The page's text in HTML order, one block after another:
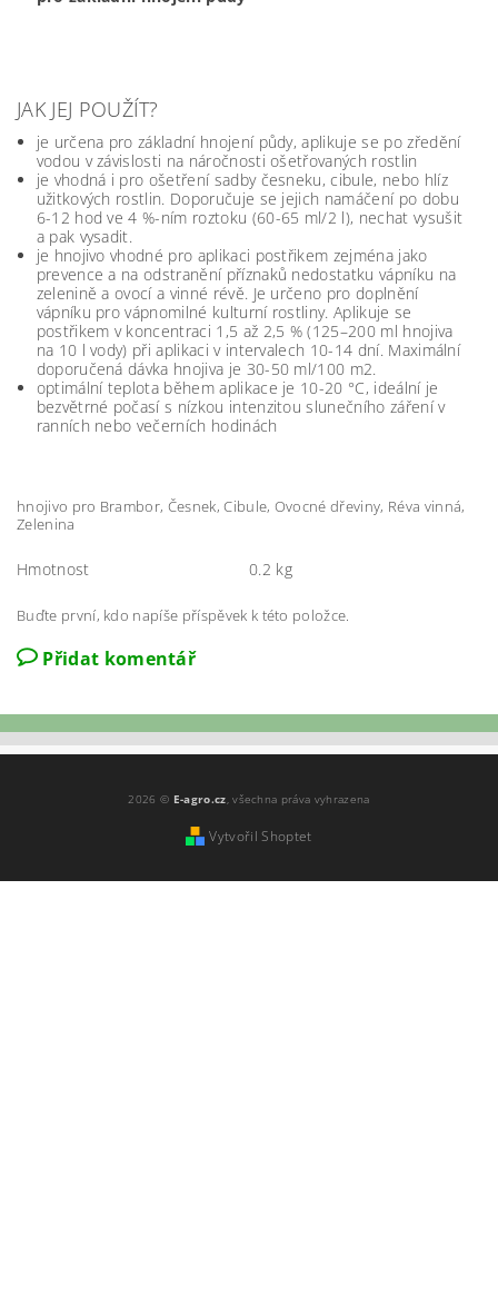
JAK JEJ POUŽÍT?
je určena pro základní hnojení půdy, aplikuje se po zředění
vodou v závislosti na náročnosti ošetřovaných rostlin
je vhodná i pro ošetření sadby česneku, cibule, nebo hlíz
užitkových rostlin. Doporučuje se jejich namáčení po dobu
6-12 hod ve 4 %-ním roztoku (60-65 ml/2 l), nechat vysušit
a pak vysadit.
je hnojivo vhodné pro aplikaci postřikem zejména jako
prevence a na odstranění příznaků nedostatku vápníku na
zelenině a ovocí a vinné révě. Je určeno pro doplnění
vápníku pro vápnomilné kulturní rostliny. Aplikuje se
postřikem v koncentraci 1,5 až 2,5 % (125–200 ml hnojiva
na 10 l vody) při aplikaci v intervalech 10-14 dní. Maximální
doporučená dávka hnojiva je 30-50 ml/100 m2.
optimální teplota během aplikace je 10-20 °C, ideální je
bezvětrné počasí s nízkou intenzitou slunečního záření v
ranních nebo večerních hodinách
hnojivo pro Brambor, Česnek, Cibule, Ovocné dřeviny, Réva vinná,
Zelenina
Hmotnost 0.2 kg
Buďte první, kdo napíše příspěvek k této položce.
Přidat komentář
2026 © E-agro.cz , všechna práva vyhrazena
Vytvořil Shoptet